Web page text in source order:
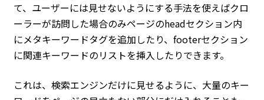
て、ユーザーには見せないようにする手法を使えばクロ
ーラーが訪問した場合のみページのheadセクション内
にメタキーワードタグを追加したり、footerセクション
に関連キーワードのリストを挿入したりできます。
これは、検索エンジンだけに見せるように、大量のキー